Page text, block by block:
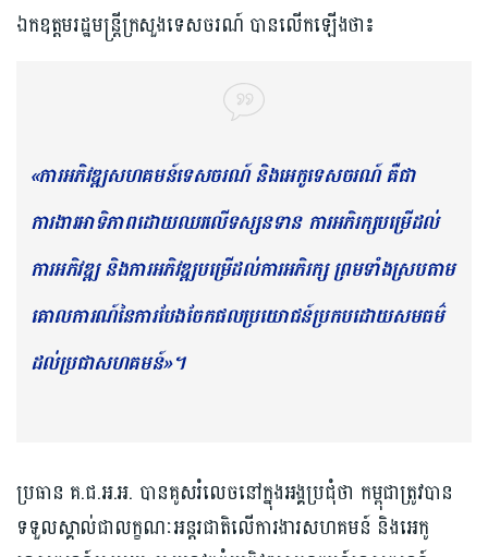
ឯកឧត្តមរដ្ឋមន្ត្រីក្រសួងទេសចរណ៍ បានលើកឡើងថា៖
«ការអភិវឌ្ឍសហគមន៍ទេសចរណ៍ និងអេកូទេសចរណ៍ គឺជា
ការងារអាទិភាពដោយឈរលើទស្សនទាន ការអភិរក្សបម្រើដល់
ការអភិវឌ្ឍ និងការអភិវឌ្ឍបម្រើដល់ការអភិរក្ស ព្រមទាំងស្របតាម
គោលការណ៍នៃការបែងចែកផលប្រយោជន៍ប្រកបដោយសមធម៌
ដល់ប្រជាសហគមន៍»។
ប្រធាន គ.ជ.អ.អ. បានគូសរំលេចនៅក្នុងអង្គប្រជុំថា កម្ពុជាត្រូវបាន
ទទួលស្គាល់ជាលក្ខណៈអន្តរជាតិលើការងារសហគមន៍ និងអេកូ